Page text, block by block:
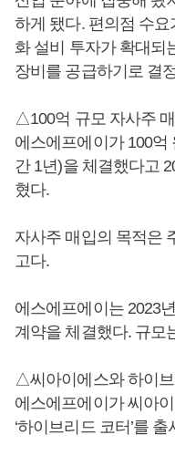
하게 됐다. 편의점 수
화 설비 투자가 확대되
장비를 공급하기로 결
△100억 규모 자사주
에스에프에이가 100억
간 1년)을 체결했다고
혔다.
자사주 매입의 목적은
고다.
에스에프에이는 2023
계약을 체결했다. 규모
△씨아이에스와 하이
에스에프에이가 씨아
‘하이브리드 코터’를 출